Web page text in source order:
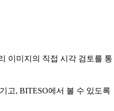
이미지의 직접 시각 검토를 통
고, BITESO에서 볼 수 있도록